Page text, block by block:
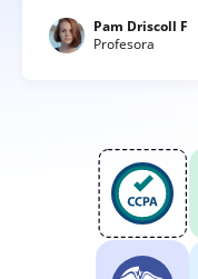
Pam Driscoll F
Profesora